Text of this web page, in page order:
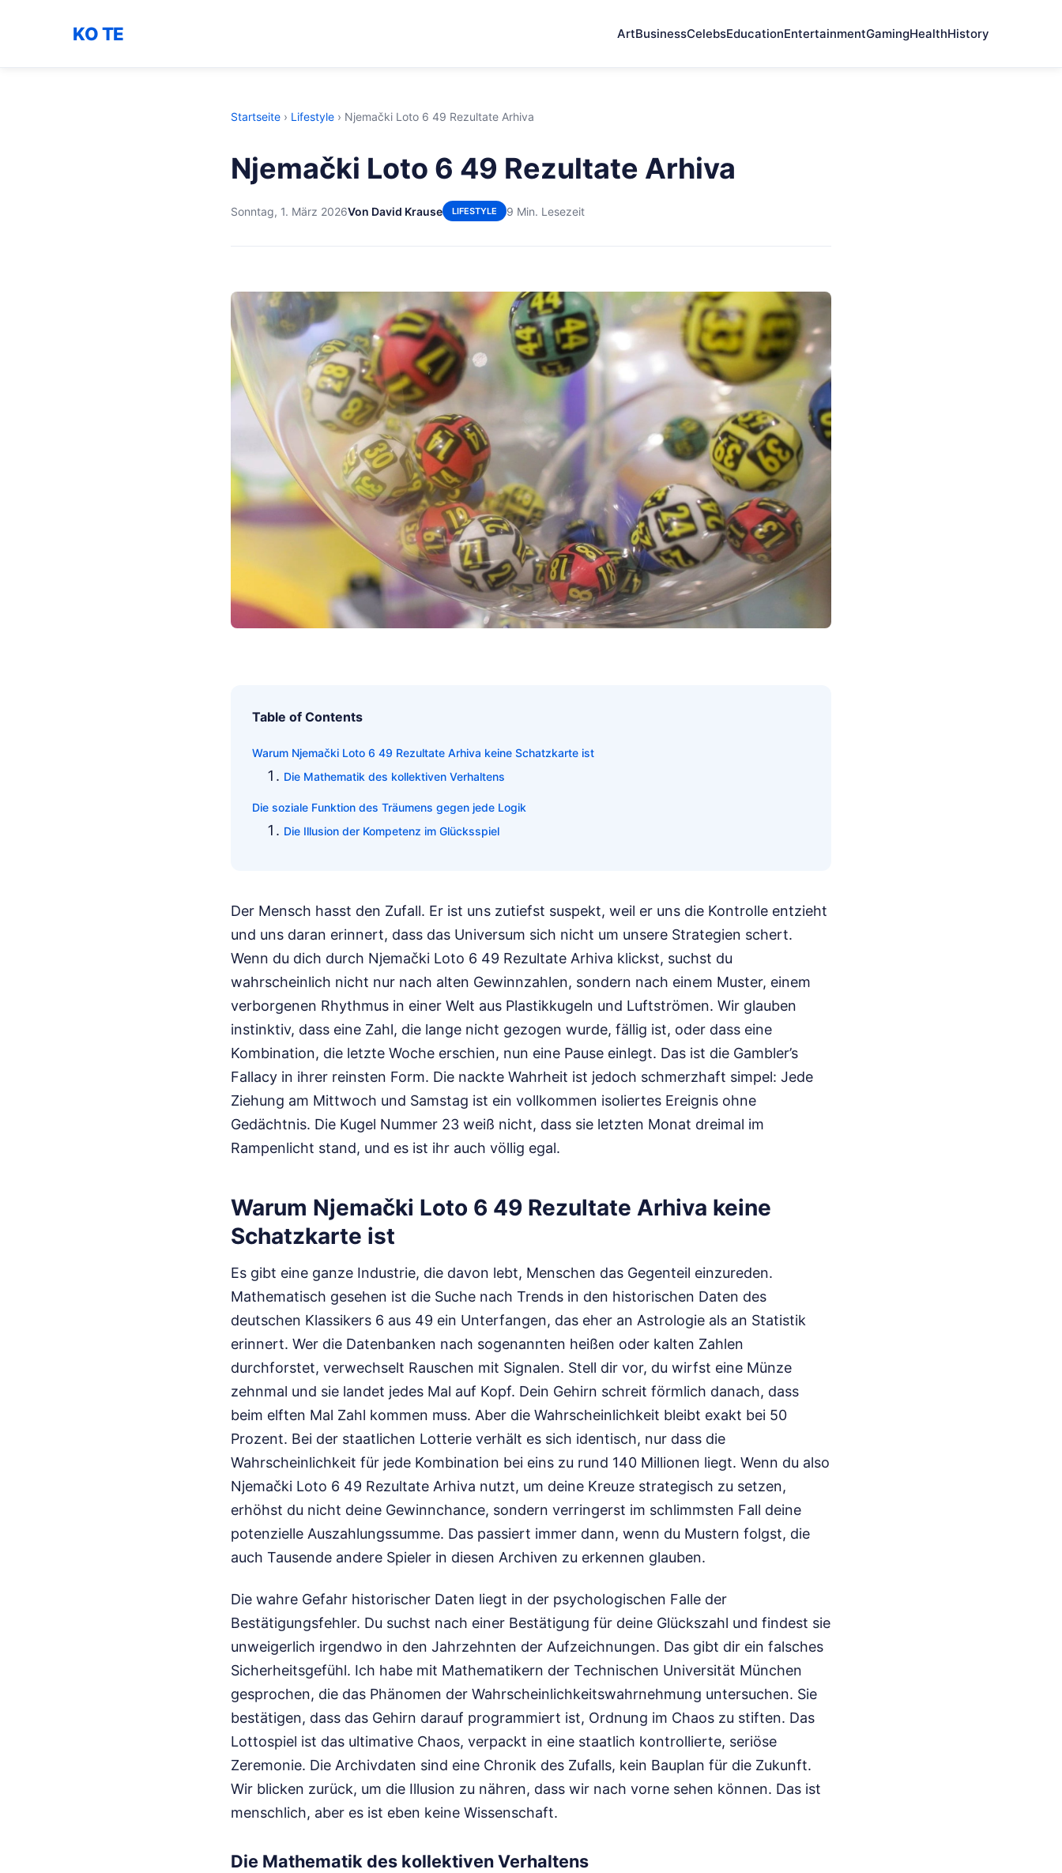
KO TE ArtBusinessCelebsEducationEntertainmentGamingHealthHistory
Startseite › Lifestyle › Njemački Loto 6 49 Rezultate Arhiva
Njemački Loto 6 49 Rezultate Arhiva
Sonntag, 1. März 2026Von David Krause LIFESTYLE 9 Min. Lesezeit
Table of Contents
Warum Njemački Loto 6 49 Rezultate Arhiva keine Schatzkarte ist
Die Mathematik des kollektiven Verhaltens
Die soziale Funktion des Träumens gegen jede Logik
Die Illusion der Kompetenz im Glücksspiel
Der Mensch hasst den Zufall. Er ist uns zutiefst suspekt, weil er uns die Kontrolle entzieht
und uns daran erinnert, dass das Universum sich nicht um unsere Strategien schert.
Wenn du dich durch Njemački Loto 6 49 Rezultate Arhiva klickst, suchst du
wahrscheinlich nicht nur nach alten Gewinnzahlen, sondern nach einem Muster, einem
verborgenen Rhythmus in einer Welt aus Plastikkugeln und Luftströmen. Wir glauben
instinktiv, dass eine Zahl, die lange nicht gezogen wurde, fällig ist, oder dass eine
Kombination, die letzte Woche erschien, nun eine Pause einlegt. Das ist die Gambler’s
Fallacy in ihrer reinsten Form. Die nackte Wahrheit ist jedoch schmerzhaft simpel: Jede
Ziehung am Mittwoch und Samstag ist ein vollkommen isoliertes Ereignis ohne
Gedächtnis. Die Kugel Nummer 23 weiß nicht, dass sie letzten Monat dreimal im
Rampenlicht stand, und es ist ihr auch völlig egal.
Warum Njemački Loto 6 49 Rezultate Arhiva keine
Schatzkarte ist
Es gibt eine ganze Industrie, die davon lebt, Menschen das Gegenteil einzureden.
Mathematisch gesehen ist die Suche nach Trends in den historischen Daten des
deutschen Klassikers 6 aus 49 ein Unterfangen, das eher an Astrologie als an Statistik
erinnert. Wer die Datenbanken nach sogenannten heißen oder kalten Zahlen
durchforstet, verwechselt Rauschen mit Signalen. Stell dir vor, du wirfst eine Münze
zehnmal und sie landet jedes Mal auf Kopf. Dein Gehirn schreit förmlich danach, dass
beim elften Mal Zahl kommen muss. Aber die Wahrscheinlichkeit bleibt exakt bei 50
Prozent. Bei der staatlichen Lotterie verhält es sich identisch, nur dass die
Wahrscheinlichkeit für jede Kombination bei eins zu rund 140 Millionen liegt. Wenn du also
Njemački Loto 6 49 Rezultate Arhiva nutzt, um deine Kreuze strategisch zu setzen,
erhöhst du nicht deine Gewinnchance, sondern verringerst im schlimmsten Fall deine
potenzielle Auszahlungssumme. Das passiert immer dann, wenn du Mustern folgst, die
auch Tausende andere Spieler in diesen Archiven zu erkennen glauben.
Die wahre Gefahr historischer Daten liegt in der psychologischen Falle der
Bestätigungsfehler. Du suchst nach einer Bestätigung für deine Glückszahl und findest sie
unweigerlich irgendwo in den Jahrzehnten der Aufzeichnungen. Das gibt dir ein falsches
Sicherheitsgefühl. Ich habe mit Mathematikern der Technischen Universität München
gesprochen, die das Phänomen der Wahrscheinlichkeitswahrnehmung untersuchen. Sie
bestätigen, dass das Gehirn darauf programmiert ist, Ordnung im Chaos zu stiften. Das
Lottospiel ist das ultimative Chaos, verpackt in eine staatlich kontrollierte, seriöse
Zeremonie. Die Archivdaten sind eine Chronik des Zufalls, kein Bauplan für die Zukunft.
Wir blicken zurück, um die Illusion zu nähren, dass wir nach vorne sehen können. Das ist
menschlich, aber es ist eben keine Wissenschaft.
Die Mathematik des kollektiven Verhaltens